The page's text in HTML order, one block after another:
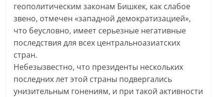
геополитическим законам Бишкек, как слабое
звено, отмечен «западной демократизацией»,
что беусловно, имеет серьезные негативные
последствия для всех центральноазиатских
стран.
Небезызвестно, что президенты нескольких
последних лет этой страны подвергались
унизительным гонениям, и при такой активности